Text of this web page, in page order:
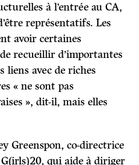
à l’entrée au CA,
représentatifs. Les
avoir certaines
recueillir d’importantes
liens avec de riches
« ne sont pas
», dit-il, mais elles
Greenspon, co-directrice
qui aide à diriger